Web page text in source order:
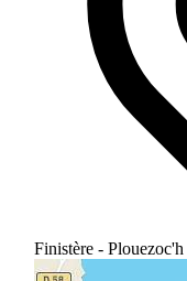
Finistère - Plouezoc'h